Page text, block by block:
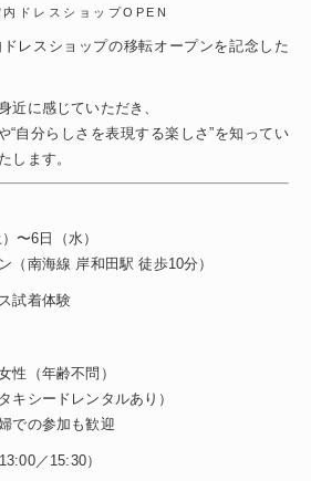
ドレスショップOPEN
レスショップの移転オープンを記念した
近に感じていただき、
“自分らしさを表現する楽しさ”を知ってい
します。
〜6日（水）
（南海線 岸和田駅 徒歩10分）
試着体験
性（年齢不問）
キシードレンタルあり）
での参加も歓迎
／15:30）